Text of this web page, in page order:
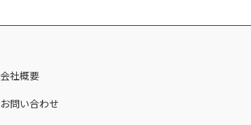
会社概要
お問い合わせ